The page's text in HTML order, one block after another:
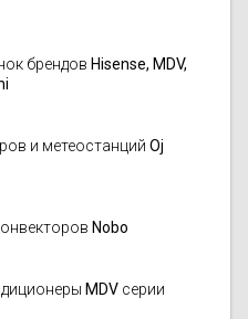
брендов Hisense, MDV,
и метеостанций Oj
Nobo
MDV серии